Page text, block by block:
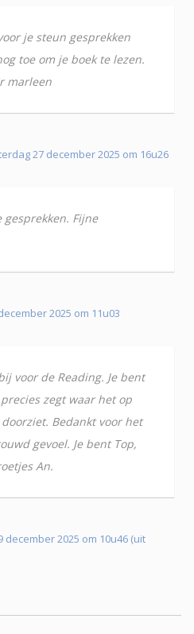
je steun gesprekken
toe om je boek te lezen.
marleen
27 december 2025 om 16u26
Fijne
2025 om 11u03
voor de Reading. Je bent
zegt waar het op
Bedankt voor het
gevoel. Je bent Top,
An.
december 2025 om 10u46 (uit